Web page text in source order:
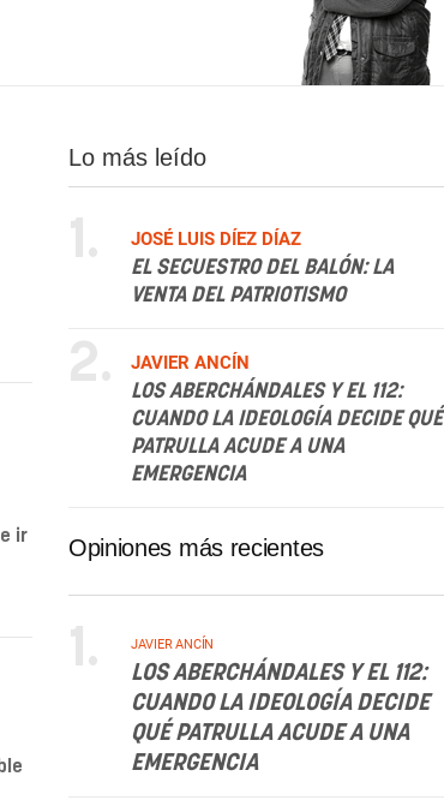
ir
Lo más leído
1.
JOSÉ LUIS DÍEZ DÍAZ
EL SECUESTRO DEL BALÓN: LA
VENTA DEL PATRIOTISMO
2.
JAVIER ANCÍN
LOS ABERCHÁNDALES Y EL 112:
CUANDO LA IDEOLOGÍA DECIDE QUÉ
PATRULLA ACUDE A UNA
EMERGENCIA
Opiniones más recientes
1. JAVIER ANCÍN
LOS ABERCHÁNDALES Y EL 112:
CUANDO LA IDEOLOGÍA DECIDE
QUÉ PATRULLA ACUDE A UNA
EMERGENCIA